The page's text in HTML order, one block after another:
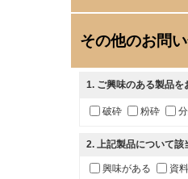
その他のお問
1. ご興味のある製品を
破砕 粉砕
2. 上記製品について該
興味がある 資